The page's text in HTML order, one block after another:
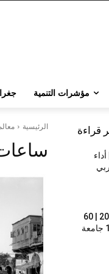
مؤشرات التنمية
الرئيسية قراءة
إجمالي الناتج المحلي 2025 | أداء
تصنيف الجامعات كيو إس 2027 | 60
جامعة عربية بين أفضل 1000 جامعة